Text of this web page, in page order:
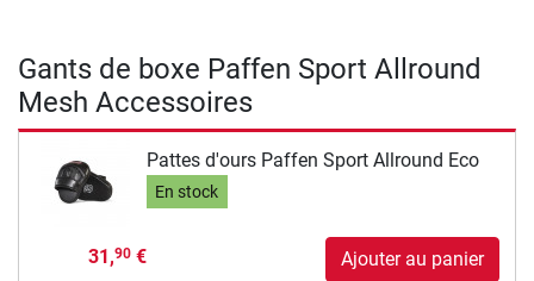
Gants de boxe Paffen Sport Allround
Mesh Accessoires
Pattes d'ours Paffen Sport Allround Eco
En stock
31,90€ Ajouter au panier